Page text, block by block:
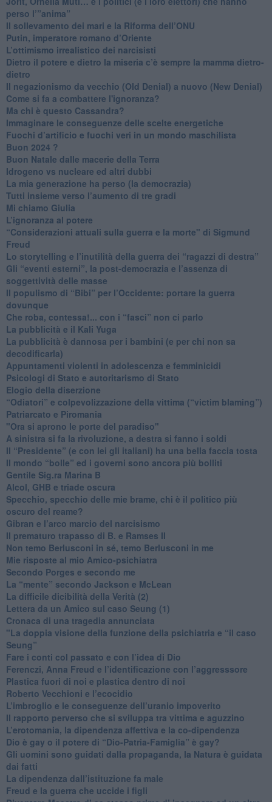
perso l’”anima”
​Il sollevamento dei mari e la Riforma dell’ONU
Putin, imperatore romano d’Oriente
​L’ottimismo irrealistico dei narcisisti
​Dietro il potere e dietro la miseria c’è sempre la mamma dietro-
dietro
Il negazionismo da vecchio (Old Denial) a nuovo (New Denial)
Come si fa a combattere l'ignoranza?
Ma chi è questo Cassandra?
Immaginare le conseguenze delle scelte energetiche
​Fuochi d’artificio e fuochi veri in un mondo maschilista
Buon 2024 ?
​Buon Natale dalle macerie della Terra
​Idrogeno vs nucleare ed altri dubbi
​La mia generazione ha perso (la democrazia)
​Tutti insieme verso l’aumento di tre gradi
Mi chiamo Giulia
L’ignoranza al potere
​“Considerazioni attuali sulla guerra e la morte" di Sigmund
Freud
​Lo storytelling e l’inutilità della guerra dei “ragazzi di destra”
​Gli “eventi esterni”, la post-democrazia e l’assenza di
soggettività delle masse
​Il populismo di “Bibi” per l’Occidente: portare la guerra
dovunque
​Che roba, contessa!... con i “fasci” non ci parlo
La pubblicità e il Kali Yuga
​La pubblicità è dannosa per i bambini (e per chi non sa
decodificarla)
​Appuntamenti violenti in adolescenza e femminicidi
​Psicologi di Stato e autoritarismo di Stato
Elogio della diserzione
“Odiatori” e colpevolizzazione della vittima (“victim blaming”)
​Patriarcato e Piromania
"Ora si aprono le porte del paradiso"
​A sinistra si fa la rivoluzione, a destra si fanno i soldi
​Il “Presidente” (e con lei gli italiani) ha una bella faccia tosta
​Il mondo “bolle” ed i governi sono ancora più bolliti
​Gentile Sig.ra Marina B
​Alcol, GHB e triade oscura
​Specchio, specchio delle mie brame, chi è il politico più
oscuro del reame?
​Gibran e l’arco marcio del narcisismo
​Il prematuro trapasso di B. e Ramses II
​Non temo Berlusconi in sé, temo Berlusconi in me
​Mie risposte al mio Amico-psichiatra
​Secondo Porges e secondo me
​La “mente” secondo Jackson e McLean
La difficile dicibilità della Verità (2)
​Lettera da un Amico sul caso Seung (1)
​Cronaca di una tragedia annunciata
"​La doppia visione della funzione della psichiatria e “il caso
Seung”
​Fare i conti col passato e con l’idea di Dio
​Ferenczi, Anna Freud e l’identificazione con l’aggresssore
Plastica fuori di noi e plastica dentro di noi
​Roberto Vecchioni e l’ecocidio
​L’imbroglio e le conseguenze dell’uranio impoverito
​Il rapporto perverso che si sviluppa tra vittima e aguzzino
L’erotomania, la dipendenza affettiva e la co-dipendenza
​Dio è gay o il potere di “Dio-Patria-Famiglia” è gay?
​Gli uomini sono guidati dalla propaganda, la Natura è guidata
dai fatti
La dipendenza dall’istituzione fa male
​Freud e la guerra che uccide i figli